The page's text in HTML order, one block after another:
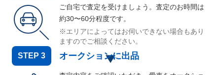
ご自宅で査定を受けましょう。査定のお時間は
約30〜60分程度です。
※エリアによってはお伺いできない場合もあり
ますのでご相談ください。
STEP 3 オークションに出品